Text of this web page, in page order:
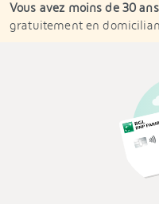
Vous avez moins de 30
gratuitement en